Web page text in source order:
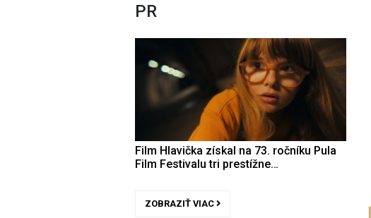
PR
Film Hlavička získal na 73. ročníku Pula
Film Festivalu tri prestížne…
ZOBRAZIŤ VIAC